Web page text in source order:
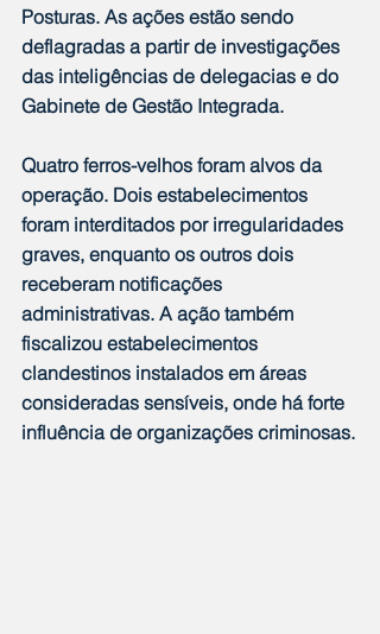
Posturas. As ações estão sendo
deflagradas a partir de investigações
das inteligências de delegacias e do
Gabinete de Gestão Integrada.
Quatro ferros-velhos foram alvos da
operação. Dois estabelecimentos
foram interditados por irregularidades
graves, enquanto os outros dois
receberam notificações
administrativas. A ação também
fiscalizou estabelecimentos
clandestinos instalados em áreas
consideradas sensíveis, onde há forte
influência de organizações criminosas.